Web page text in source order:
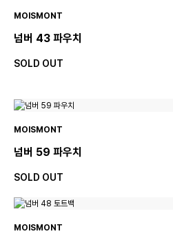
MOISMONT
넘버 43 파우치
SOLD OUT
MOISMONT
넘버 59 파우치
SOLD OUT
MOISMONT